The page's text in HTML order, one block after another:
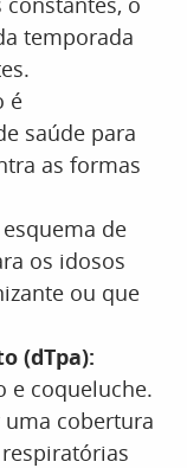
temporada
é
saúde para
as formas
de
os idosos
ou que
(dTpa):
e coqueluche.
cobertura